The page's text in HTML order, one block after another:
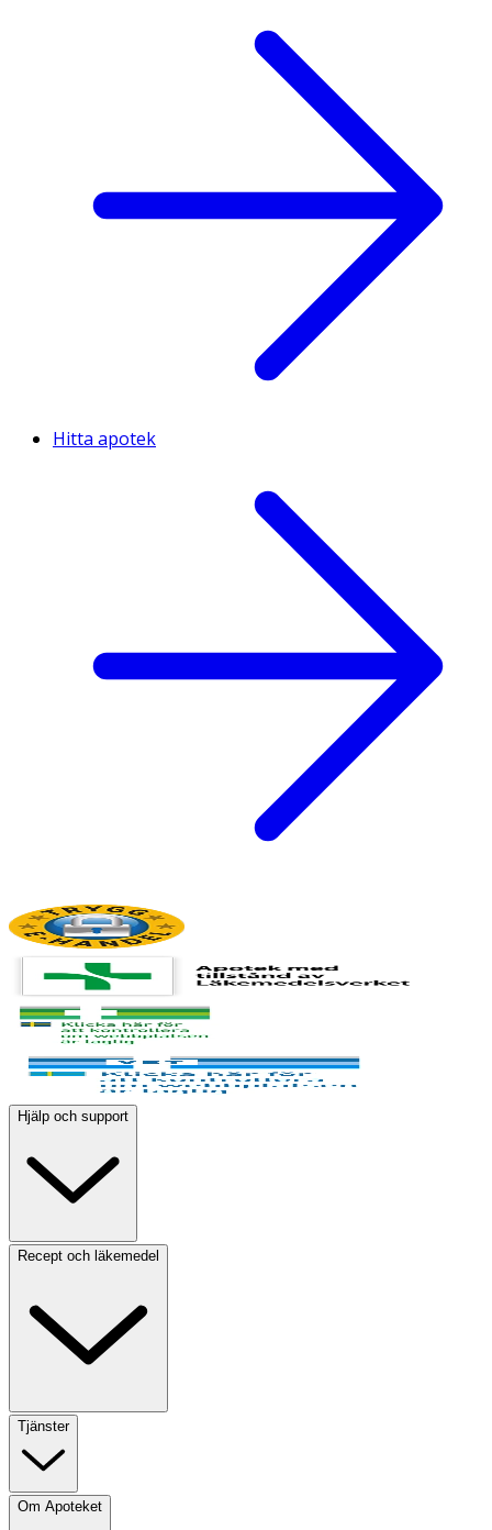
Hitta apotek
Hjälp och support
Recept och läkemedel
Tjänster
Om Apoteket